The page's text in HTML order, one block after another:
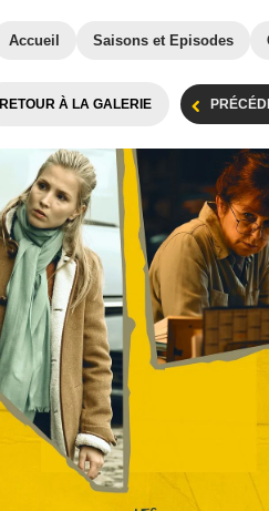
Accueil Saisons et Episodes
RETOUR À LA GALERIE